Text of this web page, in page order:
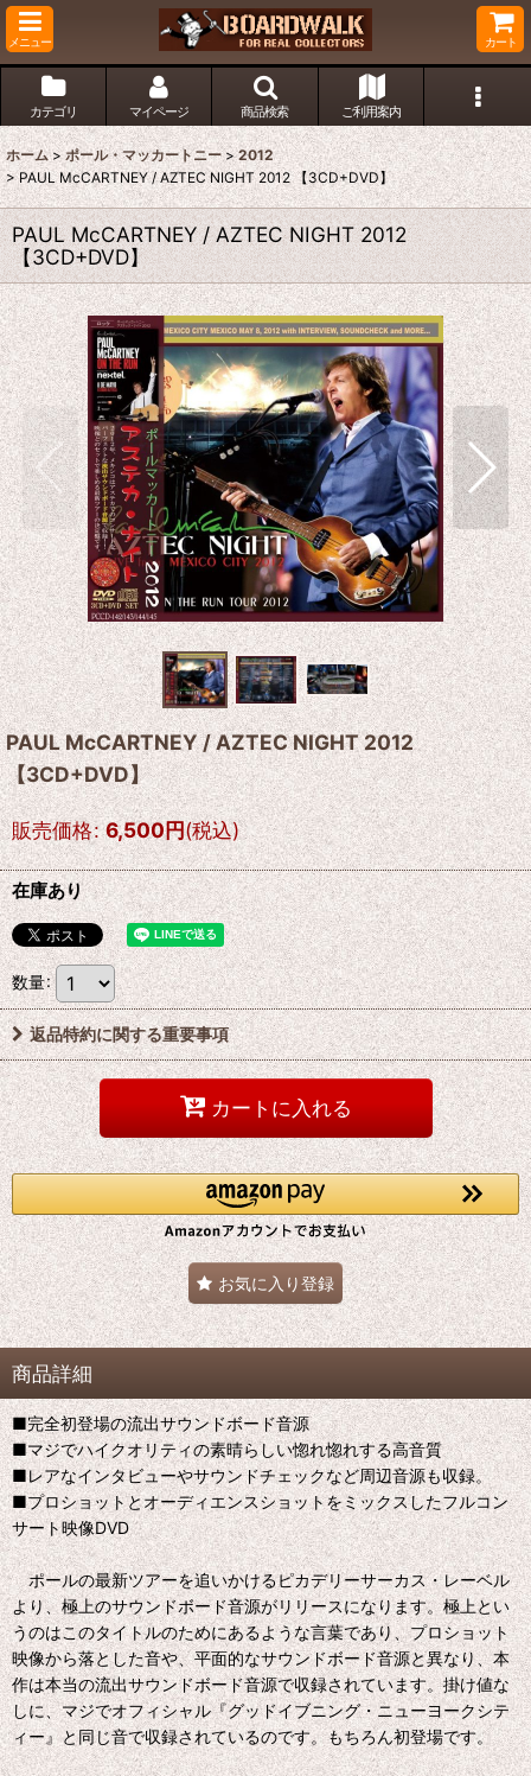
メニュー カート
カテゴリ マイページ 商品検索 ご利用案内
ホーム > ポール・マッカートニー > 2012
> PAUL McCARTNEY / AZTEC NIGHT 2012 【3CD+DVD】
PAUL McCARTNEY / AZTEC NIGHT 2012
【3CD+DVD】
PAUL McCARTNEY / AZTEC NIGHT 2012
【3CD+DVD】
販売価格: 6,500円(税込)
在庫あり
数量:
返品特約に関する重要事項
カートに入れる
お気に入り登録
商品詳細
■完全初登場の流出サウンドボード音源
■マジでハイクオリティの素晴らしい惚れ惚れする高音質
■レアなインタビューやサウンドチェックなど周辺音源も収録。
■プロショットとオーディエンスショットをミックスしたフルコン
サート映像DVD
ポールの最新ツアーを追いかけるピカデリーサーカス・レーベル
より、極上のサウンドボード音源がリリースになります。極上とい
うのはこのタイトルのためにあるような言葉であり、プロショット
映像から落とした音や、平面的なサウンドボード音源と異なり、本
作は本当の流出サウンドボード音源で収録されています。掛け値な
しに、マジでオフィシャル『グッドイブニング・ニューヨークシテ
ィー』と同じ音で収録されているのです。もちろん初登場です。